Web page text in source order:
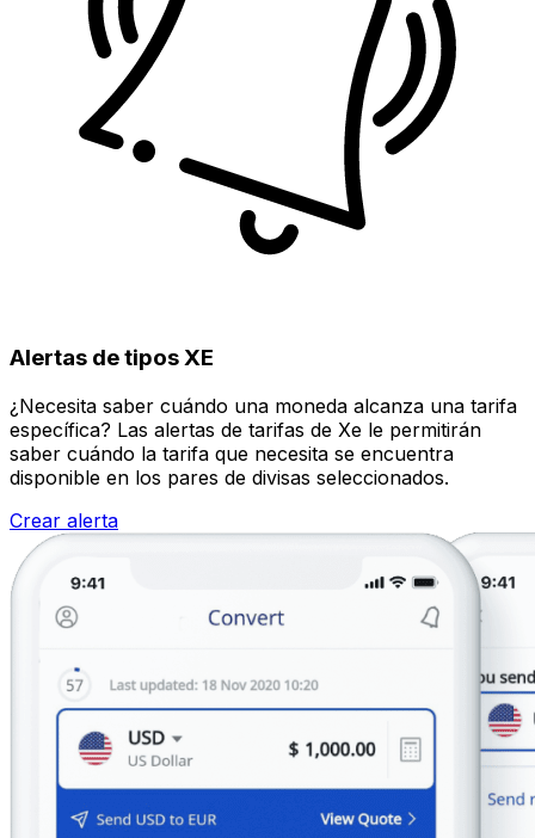
Alertas de tipos XE
¿Necesita saber cuándo una moneda alcanza una tarifa
específica? Las alertas de tarifas de Xe le permitirán
saber cuándo la tarifa que necesita se encuentra
disponible en los pares de divisas seleccionados.
Crear alerta